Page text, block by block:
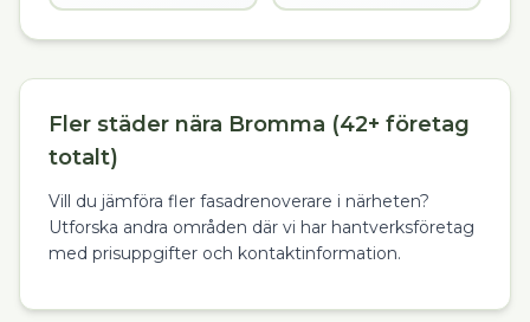
Fler städer nära Bromma (42+ företag
totalt)
Vill du jämföra fler fasadrenoverare i närheten?
Utforska andra områden där vi har hantverksföretag
med prisuppgifter och kontaktinformation.